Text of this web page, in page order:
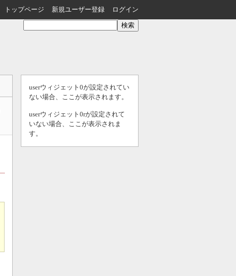
トップページ 新規ユーザー登録 ログイン
userウィジェット0が設定されてい
ない場合、ここが表示されます。
userウィジェット0rが設定されて
いない場合、ここが表示されま
す。